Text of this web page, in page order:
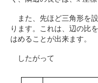
また、先ほど三角形を
ります。これは、辺の比
はめることが出来ます。
したがって